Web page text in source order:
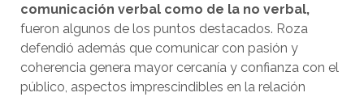
comunicación verbal como de la no verbal,
fueron algunos de los puntos destacados. Roza
defendió además que comunicar con pasión y
coherencia genera mayor cercanía y confianza con el
público, aspectos imprescindibles en la relación